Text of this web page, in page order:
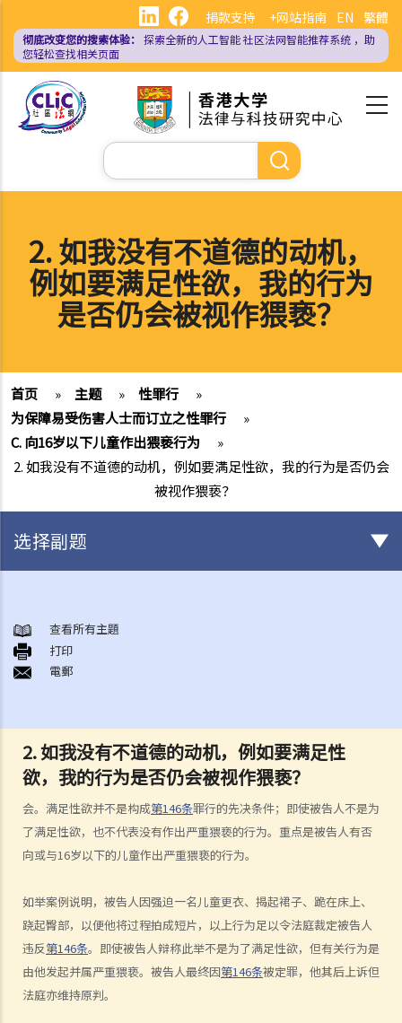
主
EN 繁體
捐款支持 +网站指南
彻底改变您的搜索体验： 探索全新的人工智能社区法网智能推荐系统 ，助
您轻松查找相关页面
搜
索
2. 如我没有不道德的动机，
例如要满足性欲，我的行为
是否仍会被视作猥亵？
首页 » 主题 » 性罪行
»
为保障易受伤害人士而订立之性罪行
»
C. 向16岁以下儿童作出猥亵行为
»
2. 如我没有不道德的动机，例如要满足性欲，我的行为是否仍会
被视作猥亵？
2.如我没有不道德的动机，例如要满足性
欲，我的行为是否仍会被视作猥亵？
会。满足性欲并不是构成第146条罪行的先决条件；即使被告人不是为
了满足性欲，也不代表没有作出严重猥亵的行为。重点是被告人有否
向或与16岁以下的儿童作出严重猥亵的行为。
如举案例说明，被告人因强迫一名儿童更衣、揭起裙子、跪在床上、
跷起臀部，以便他将过程拍成短片，以上行为足以令法庭裁定被告人
违反第146条。即使被告人辩称此举不是为了满足性欲，但有关行为是
由他发起并属严重猥亵。被告人最终因第146条被定罪，他其后上诉但
法庭亦维持原判。
选择副题
A. 猥亵侵犯罪（非礼罪）
1. 在挤迫的港铁车厢内，有人以私人部位触碰我的身体，这算不算是猥
亵侵犯？
3. 男子会否被控猥亵侵犯他的妻子？
4. 如被告人是以诈骗或欺诈手段取得同意，会怎样？
B. 强奸
1. 罪行元素
A. 性交
I. 受害人不同意
II. 罔顾受害人是否同意
III. 由衷相信取得受害人的同意
IV. 撤销同意
2. 刑罚
查看所有主題
打印
電郵